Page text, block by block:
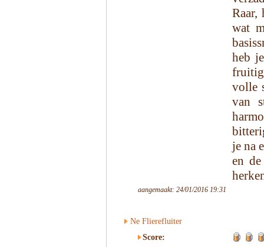
Raar,
wat
heb
volle
van
je na
en
aangemaakt: 24/01/2016 19:31
Ne Flierefluiter
Score: